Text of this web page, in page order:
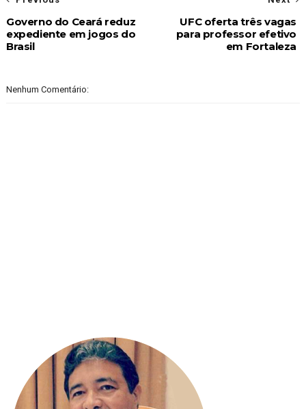
UFC oferta três vagas
para professor efetivo
em Fortaleza
Governo do Ceará reduz
expediente em jogos do
Brasil
Nenhum Comentário: